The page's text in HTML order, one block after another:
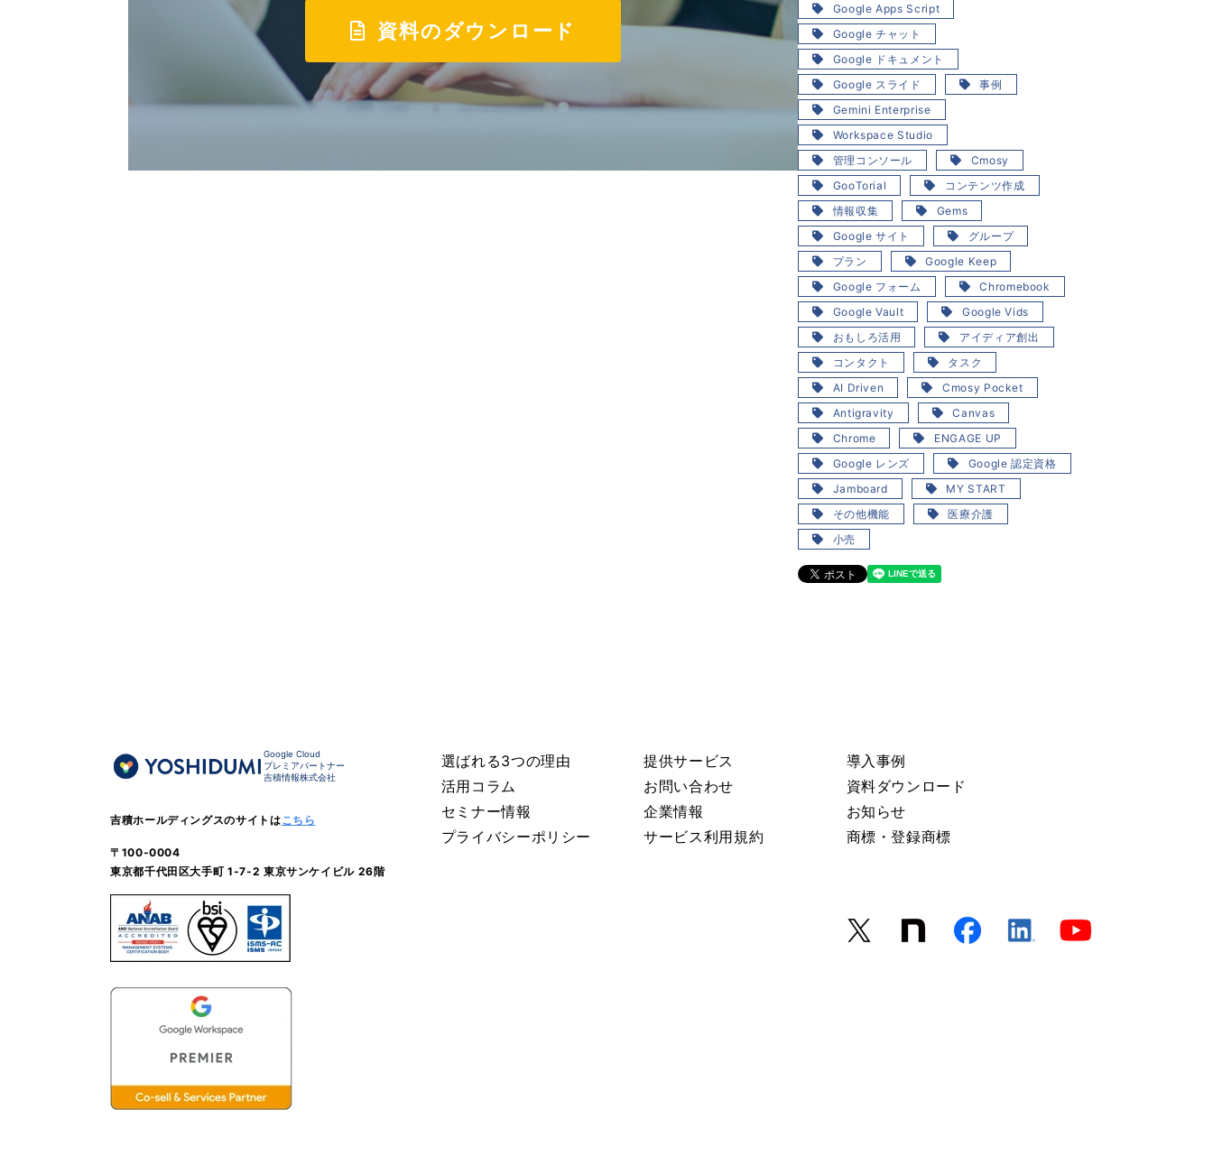
資料のダウンロード
Google Apps Script
Google チャット
Google ドキュメント
Google スライド
事例
Gemini Enterprise
Workspace Studio
管理コンソール
Cmosy
GooTorial
コンテンツ作成
情報収集
Gems
Google サイト
グループ
プラン
Google Keep
Google フォーム
Chromebook
Google Vault
Google Vids
おもしろ活用
アイディア創出
コンタクト
タスク
AI Driven
Cmosy Pocket
Antigravity
Canvas
Chrome
ENGAGE UP
Google レンズ
Google 認定資格
Jamboard
MY START
その他機能
医療介護
小売
Google Cloud
プレミアパートナー
吉積情報株式会社
吉積ホールディングスのサイトはこちら
〒100-0004
東京都千代田区大手町 1-7-2 東京サンケイビル 26階
選ばれる3つの理由 提供サービス
導入事例
活用コラム
お問い合わせ
資料ダウンロード
セミナー情報
企業情報
お知らせ
プライバシーポリシー
サービス利用規約 商標・登録商標